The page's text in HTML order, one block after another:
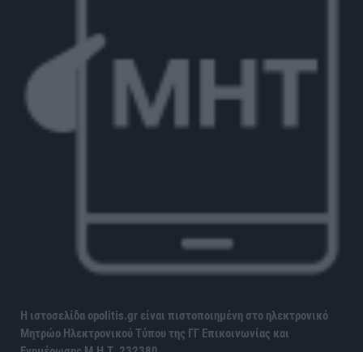
Η ιστοσελίδα opolitis.gr είναι πιστοποιημένη στο ηλεκτρονικό
Μητρώο Ηλεκτρονικού Τύπου της ΓΓ Επικοινωνίας και